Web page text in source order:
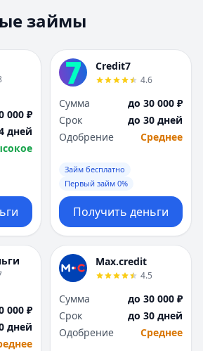
Набережные Челны
Нижний Новгород
Новокузнецк
Новосибирск
Омск
П
Пенза
Пермь
Р
Ростов-на-Дону
Рязань
С
Самара
Санкт-Петербург
Саратов
Севастополь
Набережные
Нижний Новгород
Новокузнецк
Новосибирск
Омск
Оренбург
П
Пенза
Пермь
Р
Ростов-на-Дону
Рязань
С
Самара
Санкт-Петербург
Саратов
Севастополь
займы
000 ₽
дней
Credit7
4.6
Сумма
до 30 000 ₽
Срок
до 30 дней
Одобрение
Среднее
Займ бесплатно
Первый займ 0%
Получить деньги
000 ₽
дней
Max.credit
4.5
Сумма
до 30 000 ₽
Срок
до 30 дней
Одобрение
Среднее